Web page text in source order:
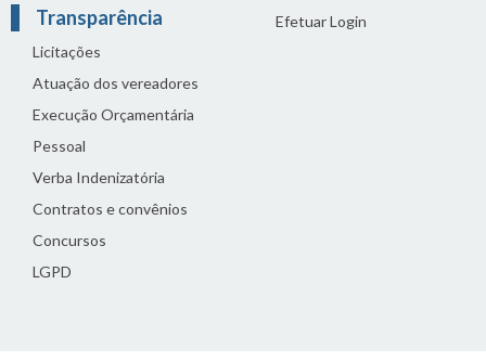
Transparência
Licitações
Atuação dos vereadores
Execução Orçamentária
Pessoal
Verba Indenizatória
Contratos e convênios
Concursos
LGPD
Efetuar Login